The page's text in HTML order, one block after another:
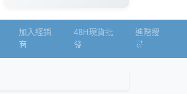
加入經銷
商
48H現貨批
發
進階搜
尋